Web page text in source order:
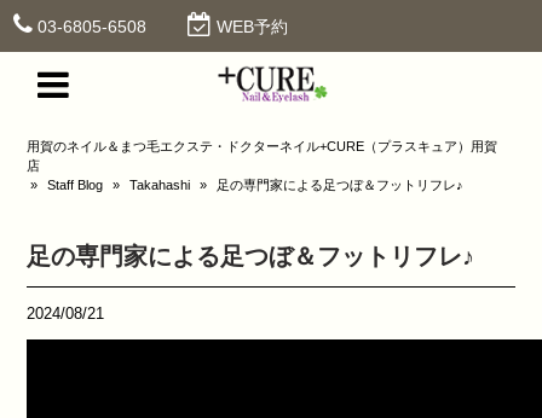
03-6805-6508 WEB予約
用賀のネイル＆まつ毛エクステ・ドクターネイル+CURE（プラスキュア）用賀
店
»
Staff Blog » Takahashi » 足の専門家による足つぼ＆フットリフレ♪
足の専門家による足つぼ＆フットリフレ♪
2024/08/21